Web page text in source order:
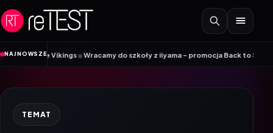
Przejdź do treści
NAJNOWSZE
Vikings• Wracamy do szkoły z iiyama – promocja Back to School na
TEMAT